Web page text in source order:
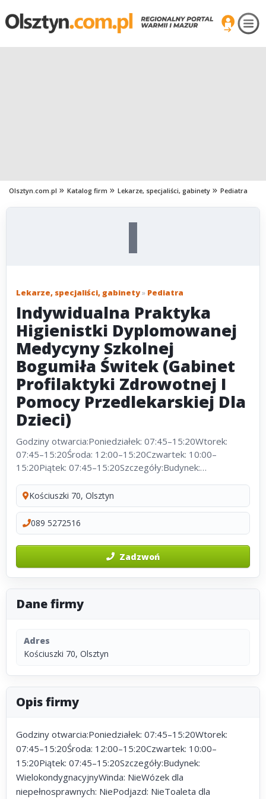
Olsztyn.com.pl Katalog firm Lekarze, specjaliści, gabinety Pediatra
I
Lekarze, specjaliści, gabinety» Pediatra
Indywidualna Praktyka
Higienistki Dyplomowanej
Medycyny Szkolnej
Bogumiła Świtek (Gabinet
Profilaktyki Zdrowotnej I
Pomocy Przedlekarskiej Dla
Dzieci)
Godziny otwarcia:Poniedziałek: 07:45–15:20Wtorek:
07:45–15:20Środa: 12:00–15:20Czwartek: 10:00–
15:20Piątek: 07:45–15:20Szczegóły:Budynek:
niepełnosprawnych: NiePodjazd: NieToaleta dla
niepełnosprawnych:...
Kościuszki 70, Olsztyn
089 5272516
Zadzwoń
Dane firmy
Adres
Kościuszki 70, Olsztyn
Opis firmy
Godziny otwarcia:Poniedziałek: 07:45–15:20Wtorek:
07:45–15:20Środa: 12:00–15:20Czwartek: 10:00–
15:20Piątek: 07:45–15:20Szczegóły:Budynek:
WielokondygnacyjnyWinda: NieWózek dla
niepełnosprawnych: NiePodjazd: NieToaleta dla